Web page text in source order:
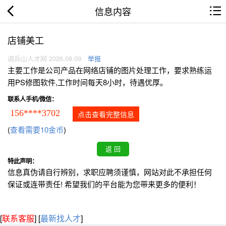
信息内容
店铺美工
调兵山人才网 2026.08.09 举报
主要工作是公司产品在网络店铺的图片处理工作，要求熟练运
用PS修图软件,工作时间每天8小时，待遇优厚。
联系人手机/微信：
156****3702 点击查看完整信息
(查看需要10金币)
特此声明：
信息真伪请自行辨别，求职应聘须谨慎，网站对此不承担任何
保证或连带责任! 希望我们的平台能为您带来更多的便利！
[联系客服] [最新找人才]